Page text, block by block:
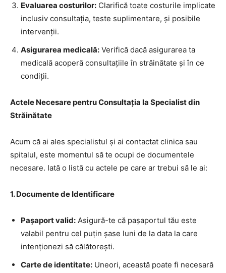
Evaluarea costurilor: Clarifică toate costurile implicate
inclusiv consultația, teste suplimentare, și posibile
intervenții.
Asigurarea medicală: Verifică dacă asigurarea ta
medicală acoperă consultațiile în străinătate și în ce
condiții.
Actele Necesare pentru Consultația la Specialist din
Străinătate
Acum că ai ales specialistul și ai contactat clinica sau
spitalul, este momentul să te ocupi de documentele
necesare. Iată o listă cu actele pe care ar trebui să le ai:
1. Documente de Identificare
Pașaport valid: Asigură-te că pașaportul tău este
valabil pentru cel puțin șase luni de la data la care
intenționezi să călătorești.
Carte de identitate: Uneori, această poate fi necesară